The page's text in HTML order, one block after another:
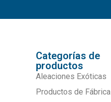
Categorías de
productos
Aleaciones Exóticas
Productos de Fábrica